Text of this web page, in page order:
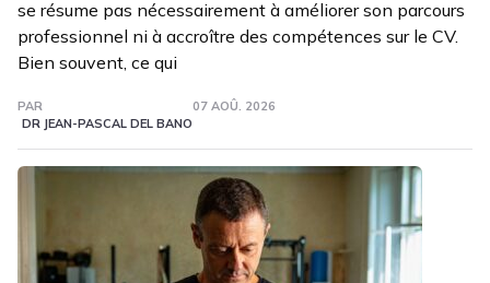
se résume pas nécessairement à améliorer son parcours
professionnel ni à accroître des compétences sur le CV.
Bien souvent, ce qui
PAR
DR JEAN-PASCAL DEL BANO
07 AOÛ. 2026